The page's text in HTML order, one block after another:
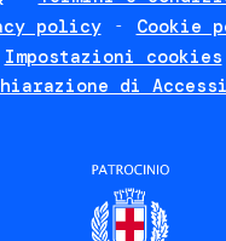
policy
Cookie
Impostazioni cookies
di